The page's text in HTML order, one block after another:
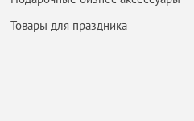
Товары для праздника